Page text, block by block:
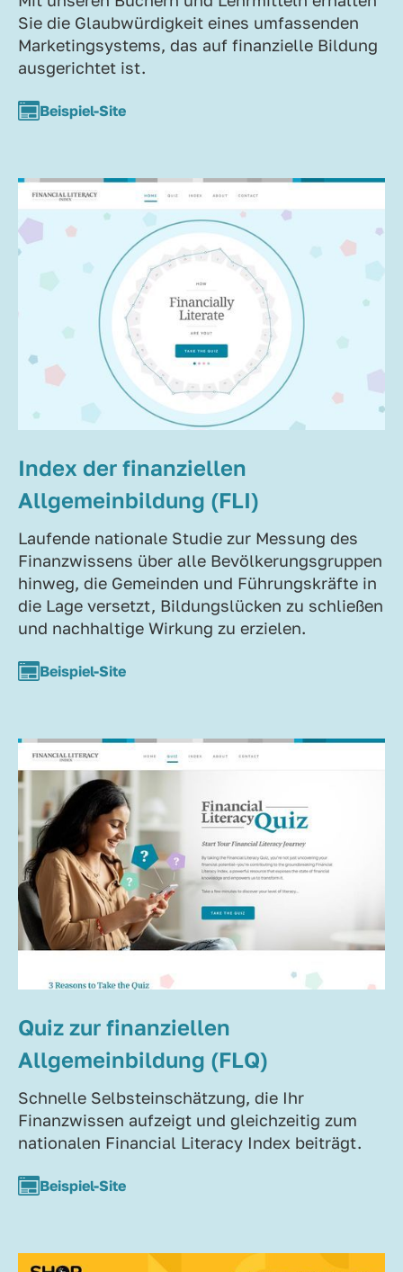
Sie die Glaubwürdigkeit eines umfassenden
Marketingsystems, das auf finanzielle Bildung
ausgerichtet ist.
Beispiel-Site
Index der finanziellen
Allgemeinbildung (FLI)
Laufende nationale Studie zur Messung des
Finanzwissens über alle Bevölkerungsgruppen
hinweg, die Gemeinden und Führungskräfte in
die Lage versetzt, Bildungslücken zu schließen
und nachhaltige Wirkung zu erzielen.
Beispiel-Site
Quiz zur finanziellen
Allgemeinbildung (FLQ)
Schnelle Selbsteinschätzung, die Ihr
Finanzwissen aufzeigt und gleichzeitig zum
nationalen Financial Literacy Index beiträgt.
Beispiel-Site